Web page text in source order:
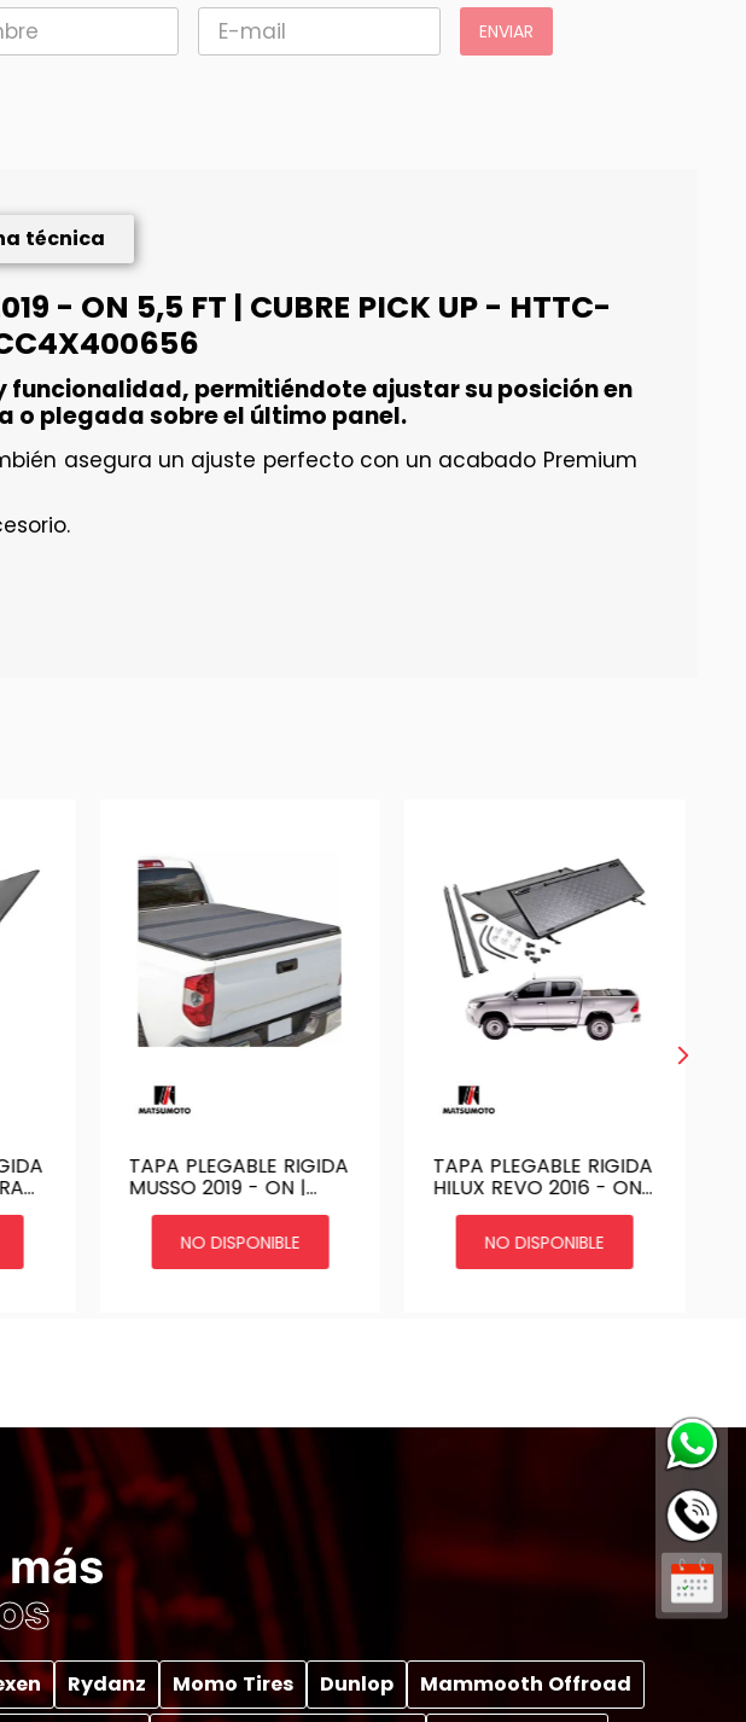
ENVIAR
técnica
- ON 5,5 FT | CUBRE PICK UP - HTTC-
permitiéndote ajustar su posición en
plegada sobre el último panel.
asegura un ajuste perfecto con un acabado Premium
TAPA PLEGABLE RIGIDA
MUSSO 2019 - ON |
CUBRE PICK UP -
HTTC-MSO2019 | SKU-
OFACC4X400653
NO DISPONIBLE
TAPA PLEGABLE RIGIDA
HILUX REVO 2016 - ON
/ GREAT WALL POER
2021 - ON | CUBRE PICK
UP - HTTC-HIL15-22 |
SKU- OFACC4X400652
NO DISPONIBLE
Rydanz Momo Tires Dunlop
Mammooth Offroad